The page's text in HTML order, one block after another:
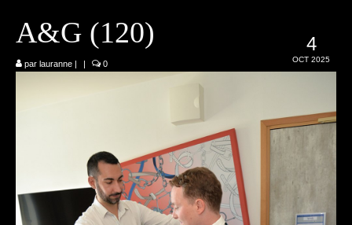
The smash cake: 1 an / 2
Séance Noël
4
OCT 2025
A&G (120)
par lauranne | | 0